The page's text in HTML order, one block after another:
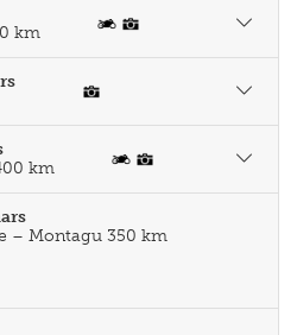
km
Montagu 350 km
200 km